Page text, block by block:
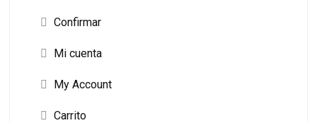
Confirmar
Mi cuenta
My Account
Carrito